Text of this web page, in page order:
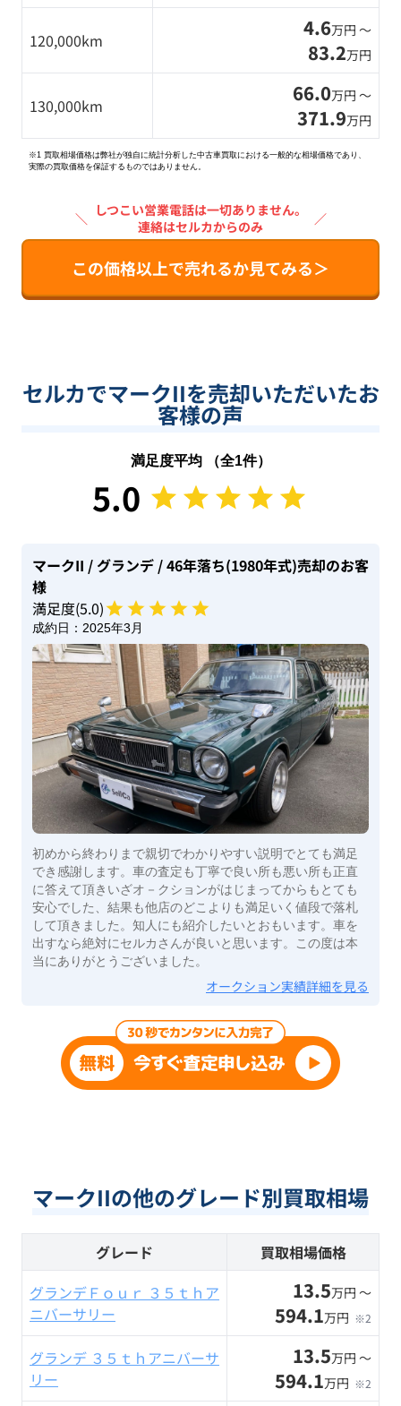
120,000km 4.6万円 〜
83.2万円
130,000km 66.0万円 〜
371.9万円
※1 買取相場価格は弊社が独自に統計分析した中古車買取における一般的な相場価格であり、
実際の買取価格を保証するものではありません。
＼ しつこい営業電話は一切ありません。
連絡はセルカからのみ
／
この価格以上で売れるか見てみる＞
セルカでマークIIを売却いただいたお
客様の声
満足度平均 （全1件）
5.0
マークII / グランデ / 46年落ち(1980年式)売却のお客
様
満足度(5.0)
成約日： 2025年3月
初めから終わりまで親切でわかりやすい説明でとても満足
でき感謝します。車の査定も丁寧で良い所も悪い所も正直
に答えて頂きいざオ－クションがはじまってからもとても
安心でした、結果も他店のどこよりも満足いく値段で落札
して頂きました。知人にも紹介したいとおもいます。車を
出すなら絶対にセルカさんが良いと思います。この度は本
当にありがとうございました。
オークション実績詳細を見る
マークIIの他のグレード別買取相場
グレード
買取相場価格
グランデＦｏｕｒ ３５ｔｈア
ニバーサリー
13.5万円 〜
594.1万円 ※2
グランデ ３５ｔｈアニバーサ
リー
13.5万円 〜
594.1万円 ※2